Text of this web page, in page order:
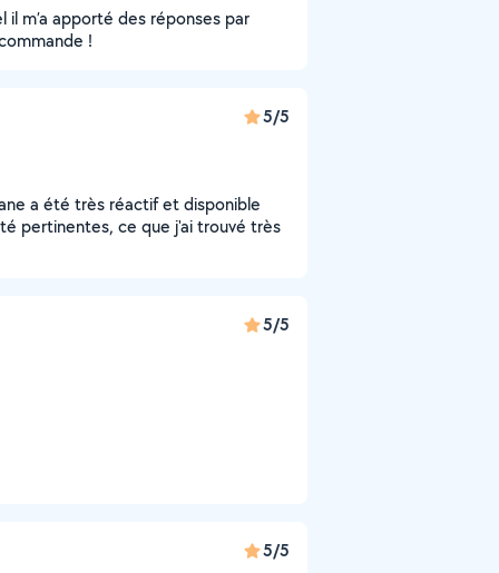
m’a apporté des réponses par
!
5/5
a été très réactif et disponible
pertinentes, ce que j'ai trouvé très
5/5
5/5